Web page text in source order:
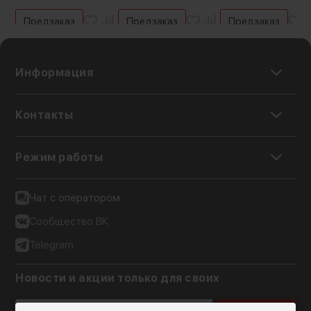
Предзаказ Предзаказ Предзаказ
Информация
Контакты
Режим работы
Чат с оператором
Сообщество ВК
Telegram
Новости и акции только для своих